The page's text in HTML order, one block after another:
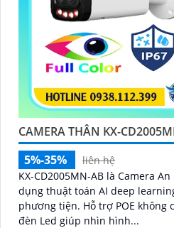
CAMERA THÂN KX-
5%-35%
liên hệ
KX-CD2005MN-AB là Camera
dụng thuật toán AI deep
phương tiện. Hỗ trợ POE không cần dây nguồn. Trang bị
đèn Led giúp nhìn hình...